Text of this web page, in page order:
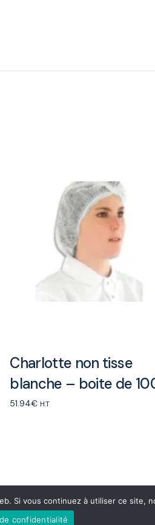
Charlotte non tisse
blanche – boite de
51.94€ H.T
Si vous continuez à utiliser ce site,
confidentialité